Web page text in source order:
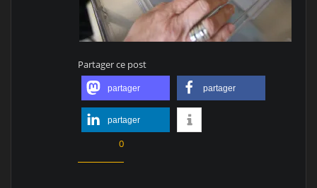
Partager ce post
partager partager
partager
0